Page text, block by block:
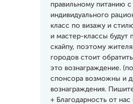
правильному питанию
индивидуального
класс по визажу и
и мастер-классы будут
скайпу, поэтому
городов стоит
это вознаграждение.
спонсора возможны и
вознаграждения.
+ Благодарность от нас